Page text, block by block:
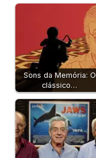
Sons da Memória: O
clássico…